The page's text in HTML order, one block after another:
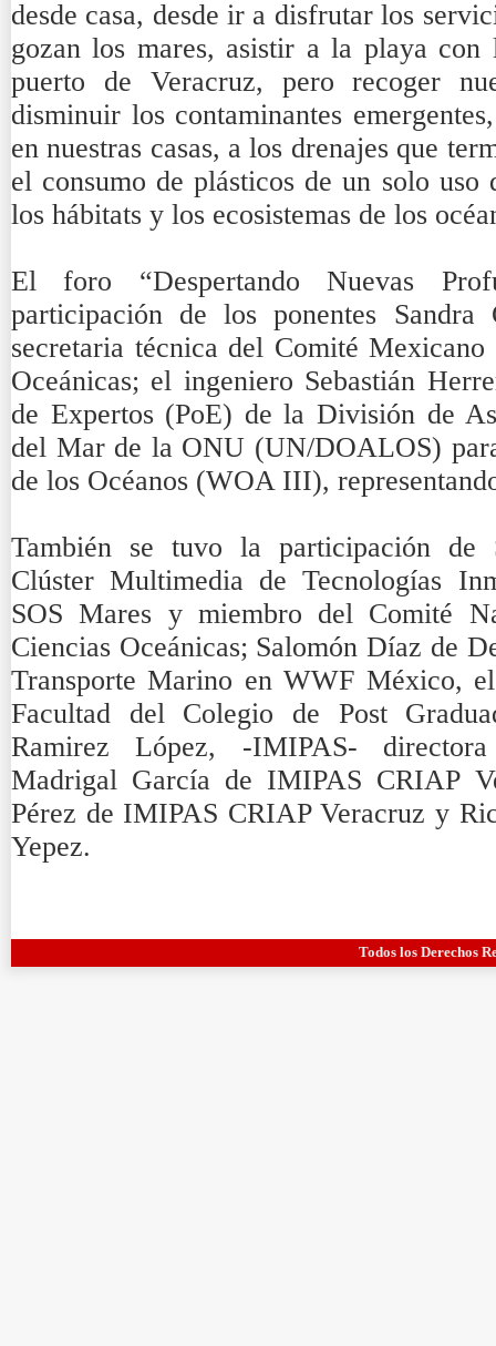
desde casa, desde ir a disfrutar los
gozan los mares, asistir a la playa
puerto de Veracruz, pero recoger
disminuir los contaminantes
en nuestras casas, a los drenajes que
el consumo de plásticos de un solo uso
los hábitats y los ecosistemas de los
El foro “Despertando Nuevas
participación de los ponentes Sandra
secretaria técnica del Comité
Oceánicas; el ingeniero Sebastián
de Expertos (PoE) de la División de
del Mar de la ONU (UN/DOALOS)
de los Océanos (WOA III),
También se tuvo la participación de
Clúster Multimedia de Tecnologías
SOS Mares y miembro del Comité
Ciencias Oceánicas; Salomón Díaz de
Transporte Marino en WWF México,
Facultad del Colegio de Post
Ramirez López, -IMIPAS-
Madrigal García de IMIPAS CRIAP
Pérez de IMIPAS CRIAP Veracruz y
Yepez.
Todos los Derechos